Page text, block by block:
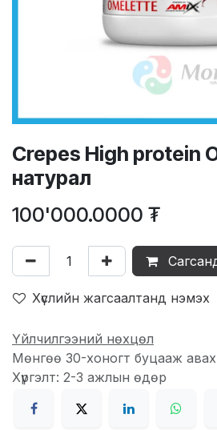
Crepes High protein
натурал
100'000.0000 ₮
Хүслийн жагсаалтанд нэмэх
Үйлчилгээний нөхцөл
Мөнгөө 30-хоногт буцааж авах
Хүргэлт: 2-3 ажлын өдөр